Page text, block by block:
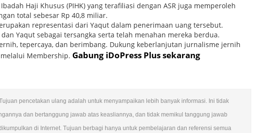
Haji Khusus (PIHK) yang terafiliasi dengan ASR juga memperoleh
total sebesar Rp 40,8 miliar.
representasi dari Yaqut dalam penerimaan uang tersebut.
Yaqut sebagai tersangka serta telah menahan mereka berdua.
tepercaya, dan berimbang. Dukung keberlanjutan jurnalisme jernih
Membership. Gabung iDoPress Plus sekarang
pencetakan ulang adalah untuk menyampaikan lebih banyak informasi. Ini tidak
dan bertanggung jawab atas keasliannya, dan tidak memikul tanggung jawab
di Internet. Tujuan berbagi hanya untuk pembelajaran dan referensi semua